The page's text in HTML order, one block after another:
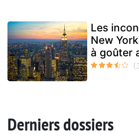
Les
New
à goûter
Derniers dossiers